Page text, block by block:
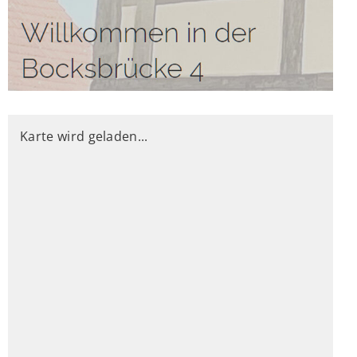
Karte wird geladen...